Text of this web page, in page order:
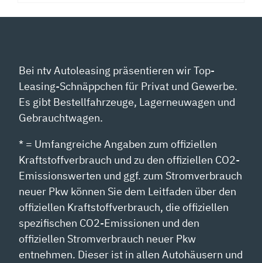
Bei ntv Autoleasing präsentieren wir Top-
Leasing-Schnäppchen für Privat und Gewerbe.
Es gibt Bestellfahrzeuge, Lagerneuwagen und
Gebrauchtwagen.
* = Umfangreiche Angaben zum offiziellen
Kraftstoffverbrauch und zu den offiziellen CO2-
Emissionswerten und ggf. zum Stromverbrauch
neuer Pkw können Sie dem Leitfaden über den
offiziellen Kraftstoffverbrauch, die offiziellen
spezifischen CO2-Emissionen und den
offiziellen Stromverbrauch neuer Pkw
entnehmen. Dieser ist in allen Autohäusern und